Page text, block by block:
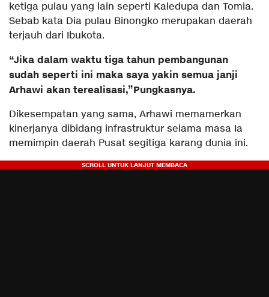
ketiga pulau yang lain seperti Kaledupa dan Tomia.
Sebab kata Dia pulau Binongko merupakan daerah
terjauh dari Ibukota.
“Jika dalam waktu tiga tahun pembangunan
sudah seperti ini maka saya yakin semua janji
Arhawi akan terealisasi,”Pungkasnya.
Dikesempatan yang sama, Arhawi memamerkan
kinerjanya dibidang infrastruktur selama masa Ia
memimpin daerah Pusat segitiga karang dunia ini.